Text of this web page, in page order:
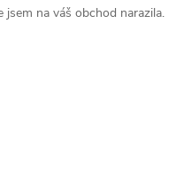
jsem na váš obchod narazila.